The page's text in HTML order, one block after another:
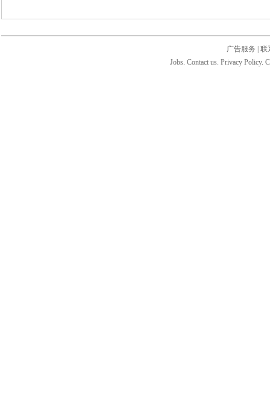
广告服务
联
Jobs. Contact us. Privacy Policy.